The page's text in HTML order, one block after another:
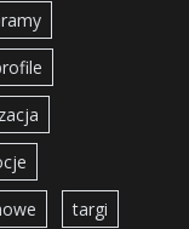
targi